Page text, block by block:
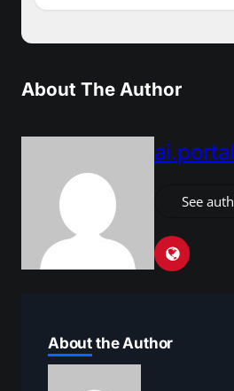
About The Author
See
About the Author